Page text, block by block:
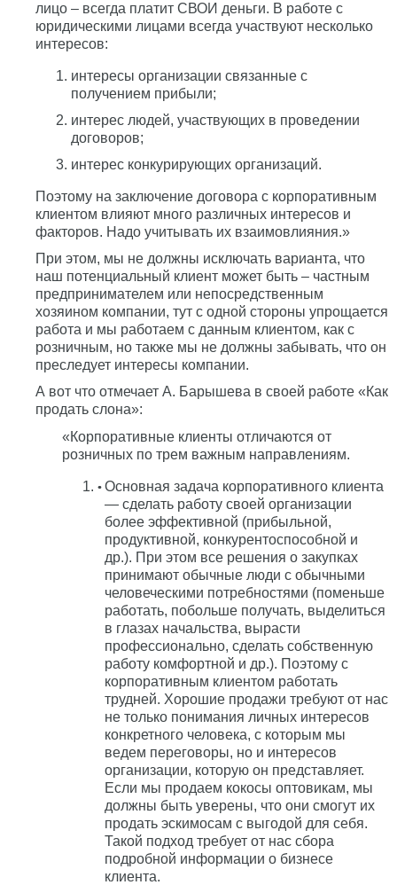
лицо – всегда платит СВОИ деньги. В работе с
юридическими лицами всегда участвуют несколько
интересов:
интересы организации связанные с
получением прибыли;
интерес людей, участвующих в проведении
договоров;
интерес конкурирующих организаций.
Поэтому на заключение договора с корпоративным
клиентом влияют много различных интересов и
факторов. Надо учитывать их взаимовлияния.»
При этом, мы не должны исключать варианта, что
наш потенциальный клиент может быть – частным
предпринимателем или непосредственным
хозяином компании, тут с одной стороны упрощается
работа и мы работаем с данным клиентом, как с
розничным, но также мы не должны забывать, что он
преследует интересы компании.
А вот что отмечает А. Барышева в своей работе «Как
продать слона»:
«Корпоративные клиенты отличаются от
розничных по трем важным направлениям.
Основная задача корпоративного клиента
— сделать работу своей организации
более эффективной (прибыльной,
продуктивной, конкурентоспособной и
др.). При этом все решения о закупках
принимают обычные люди с обычными
человеческими потребностями (поменьше
работать, побольше получать, выделиться
в глазах начальства, вырасти
профессионально, сделать собственную
работу комфортной и др.). Поэтому с
корпоративным клиентом работать
трудней. Хорошие продажи требуют от нас
не только понимания личных интересов
конкретного человека, с которым мы
ведем переговоры, но и интересов
организации, которую он представляет.
Если мы продаем кокосы оптовикам, мы
должны быть уверены, что они смогут их
продать эскимосам с выгодой для себя.
Такой подход требует от нас сбора
подробной информации о бизнесе
клиента.